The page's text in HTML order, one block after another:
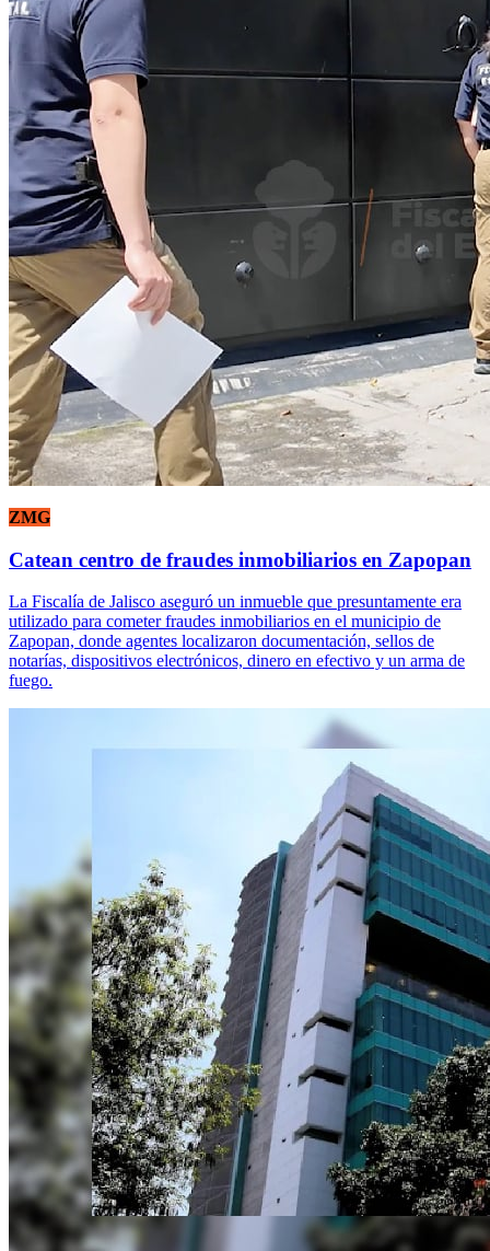
ZMG
Catean centro de fraudes inmobiliarios en Zapopan
La Fiscalía de Jalisco aseguró un inmueble que presuntamente era
utilizado para cometer fraudes inmobiliarios en el municipio de
Zapopan, donde agentes localizaron documentación, sellos de
notarías, dispositivos electrónicos, dinero en efectivo y un arma de
fuego.